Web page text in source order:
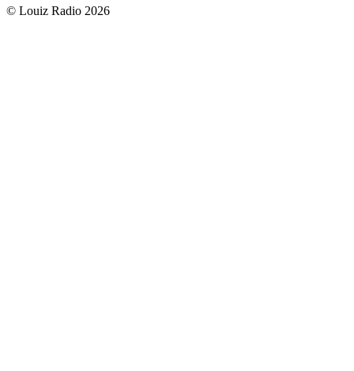
© Louiz Radio 2026